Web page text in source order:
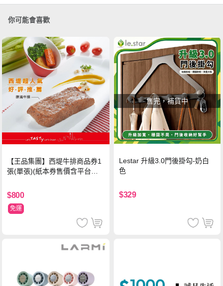
你可能會喜歡
【王品集團】西堤牛排商品券1
張(單張)(紙本券售價含平台物
$800
免運
售完，補貨中
Lestar 升級3.0門後掛勾-奶白
色
$329